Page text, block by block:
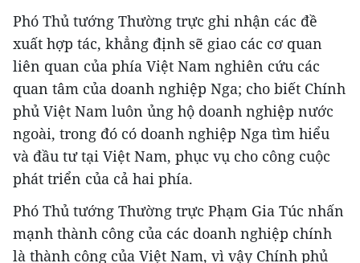
Phó Thủ tướng Thường trực ghi nhận các đề
xuất hợp tác, khẳng định sẽ giao các cơ quan
liên quan của phía Việt Nam nghiên cứu các
quan tâm của doanh nghiệp Nga; cho biết Chính
phủ Việt Nam luôn ủng hộ doanh nghiệp nước
ngoài, trong đó có doanh nghiệp Nga tìm hiểu
và đầu tư tại Việt Nam, phục vụ cho công cuộc
phát triển của cả hai phía.
Phó Thủ tướng Thường trực Phạm Gia Túc nhấn
mạnh thành công của các doanh nghiệp chính
là thành công của Việt Nam, vì vậy Chính phủ